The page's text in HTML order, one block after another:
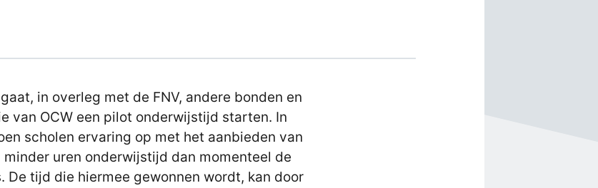
in overleg met de FNV, andere bonden en
van OCW een pilot onderwijstijd starten. In
scholen ervaring op met het aanbieden van
uren onderwijstijd dan momenteel de
De tijd die hiermee gewonnen wordt, kan door